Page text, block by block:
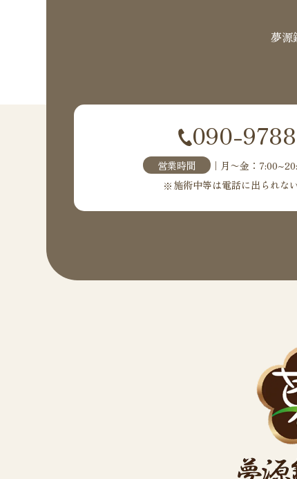
夢源
090-
営業時間
｜月〜金：
施術中等は電話に出られな